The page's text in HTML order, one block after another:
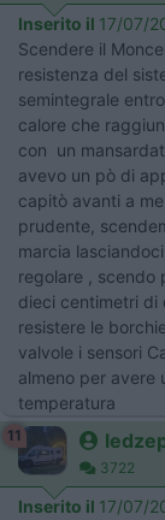
Inserito il 17/07/
Scendere il
resistenza del
semintegrale
calore che
con un
avevo un pò di
capitò avanti a
prudente,
marcia
regolare , scendo
dieci centimetri di
resistere le
valvole i sensori
almeno per avere
temperatura
11
3722
Inserito il 17/07/